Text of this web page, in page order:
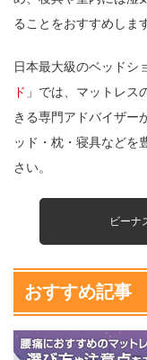
ることをおすすめしま
日本最大級のベッドシ
ド 」では、マットレス
きる専門アドバイザー
ッド・枕・寝具などを
さい。
ビーナ
おすすめ記事